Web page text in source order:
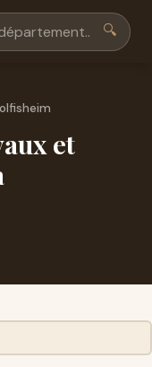
🔍
et